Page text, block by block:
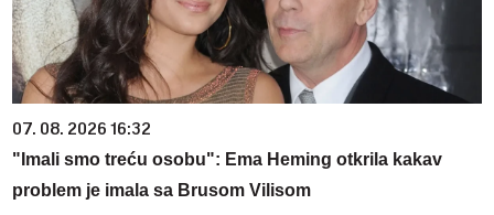
07. 08. 2026 16:32
"Imali smo treću osobu": Ema Heming otkrila kakav
problem je imala sa Brusom Vilisom